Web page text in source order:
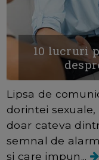
10 lucruri
Lipsa de
dorintei
doar cateva
semnal de
si care impun...